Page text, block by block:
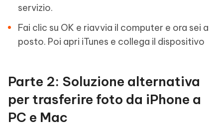
servizio.
Fai clic su OK e riavvia il computer e ora sei a
posto. Poi apri iTunes e collega il dispositivo
Parte 2: Soluzione alternativa
per trasferire foto da iPhone a
PC e Mac